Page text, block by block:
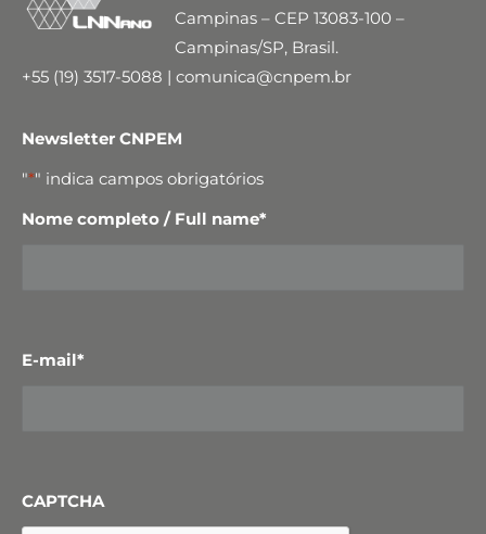
Campinas – CEP 13083-100 –
Campinas/SP, Brasil.
+55 (19) 3517-5088 | comunica@cnpem.br
Newsletter CNPEM
"*" indica campos obrigatórios
Nome completo / Full name*
E-mail*
CAPTCHA